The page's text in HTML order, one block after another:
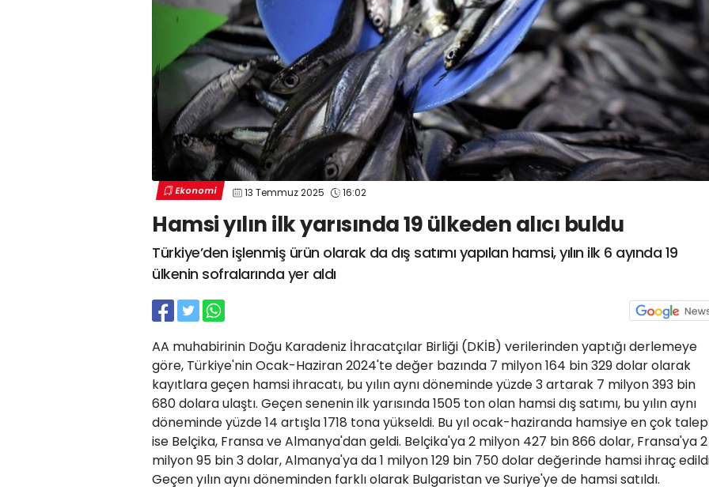
Ekonomi 13 Temmuz 2025 16:02
Hamsi yılın ilk yarısında 19 ülkeden alıcı buldu
Türkiye’den işlenmiş ürün olarak da dış satımı yapılan hamsi, yılın ilk 6 ayında 19
ülkenin sofralarında yer aldı
AA muhabirinin Doğu Karadeniz İhracatçılar Birliği (DKİB) verilerinden yaptığı derlemeye
göre, Türkiye'nin Ocak-Haziran 2024'te değer bazında 7 milyon 164 bin 329 dolar olarak
kayıtlara geçen hamsi ihracatı, bu yılın aynı döneminde yüzde 3 artarak 7 milyon 393 bin
680 dolara ulaştı. Geçen senenin ilk yarısında 1505 ton olan hamsi dış satımı, bu yılın aynı
döneminde yüzde 14 artışla 1718 tona yükseldi. Bu yıl ocak-haziranda hamsiye en çok talep
ise Belçika, Fransa ve Almanya'dan geldi. Belçika'ya 2 milyon 427 bin 866 dolar, Fransa'ya 2
milyon 95 bin 3 dolar, Almanya'ya da 1 milyon 129 bin 750 dolar değerinde hamsi ihraç
Geçen yılın aynı döneminden farklı olarak Bulgaristan ve Suriye'ye de hamsi satıldı.